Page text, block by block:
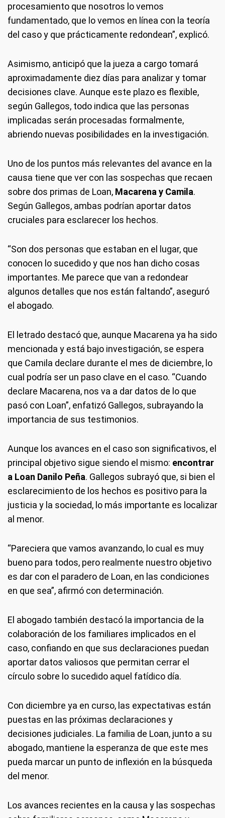
procesamiento que nosotros lo vemos
fundamentado, que lo vemos en línea con la teoría
del caso y que prácticamente redondean”, explicó.
Asimismo, anticipó que la jueza a cargo tomará
aproximadamente diez días para analizar y tomar
decisiones clave. Aunque este plazo es flexible,
según Gallegos, todo indica que las personas
implicadas serán procesadas formalmente,
abriendo nuevas posibilidades en la investigación.
Uno de los puntos más relevantes del avance en la
causa tiene que ver con las sospechas que recaen
sobre dos primas de Loan, Macarena y Camila.
Según Gallegos, ambas podrían aportar datos
cruciales para esclarecer los hechos.
“Son dos personas que estaban en el lugar, que
conocen lo sucedido y que nos han dicho cosas
importantes. Me parece que van a redondear
algunos detalles que nos están faltando”, aseguró
el abogado.
El letrado destacó que, aunque Macarena ya ha sido
mencionada y está bajo investigación, se espera
que Camila declare durante el mes de diciembre, lo
cual podría ser un paso clave en el caso. “Cuando
declare Macarena, nos va a dar datos de lo que
pasó con Loan”, enfatizó Gallegos, subrayando la
importancia de sus testimonios.
Aunque los avances en el caso son significativos, el
principal objetivo sigue siendo el mismo: encontrar
a Loan Danilo Peña. Gallegos subrayó que, si bien el
esclarecimiento de los hechos es positivo para la
justicia y la sociedad, lo más importante es localizar
al menor.
“Pareciera que vamos avanzando, lo cual es muy
bueno para todos, pero realmente nuestro objetivo
es dar con el paradero de Loan, en las condiciones
en que sea”, afirmó con determinación.
El abogado también destacó la importancia de la
colaboración de los familiares implicados en el
caso, confiando en que sus declaraciones puedan
aportar datos valiosos que permitan cerrar el
círculo sobre lo sucedido aquel fatídico día.
Con diciembre ya en curso, las expectativas están
puestas en las próximas declaraciones y
decisiones judiciales. La familia de Loan, junto a su
abogado, mantiene la esperanza de que este mes
pueda marcar un punto de inflexión en la búsqueda
del menor.
Los avances recientes en la causa y las sospechas